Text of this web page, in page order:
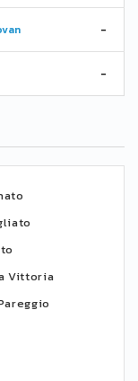
-
-
Vittoria